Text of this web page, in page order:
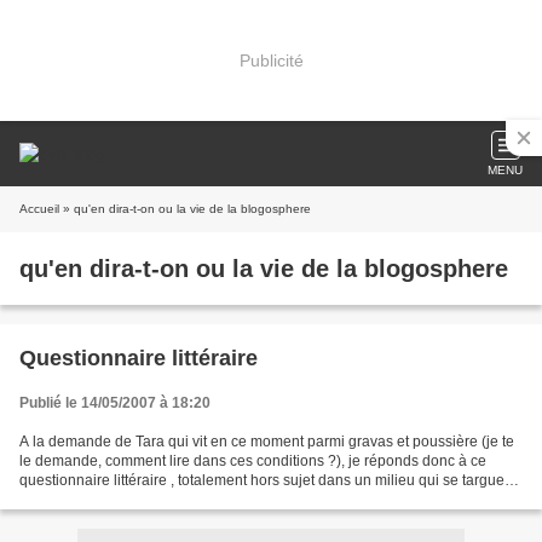
Publicité
MENU
Accueil » qu'en dira-t-on ou la vie de la blogosphere
qu'en dira-t-on ou la vie de la blogosphere
Questionnaire littéraire
Publié le 14/05/2007 à 18:20
A la demande de Tara qui vit en ce moment parmi gravas et poussière (je te
le demande, comment lire dans ces conditions ?), je réponds donc à ce
questionnaire littéraire , totalement hors sujet dans un milieu qui se targue